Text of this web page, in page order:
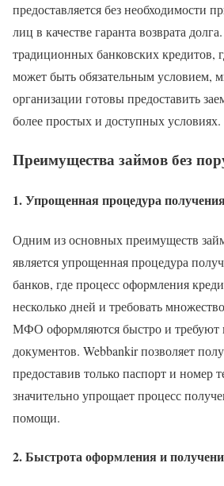
предоставляется без необходимости
лиц в качестве гаранта возврата
традиционных банковских кредитов,
может быть обязательным условием,
организации готовы предоставить
более простых и доступных условиях.
Преимущества займов без
1. Упрощенная процедура
Одним из основных преимуществ
является упрощенная процедура
банков, где процесс оформления
несколько дней и требовать
МФО оформляются быстро и требуют
документов. Webbankir позволяет
предоставив только паспорт и номер
значительно упрощает процесс
помощи.
2. Быстрота оформления и